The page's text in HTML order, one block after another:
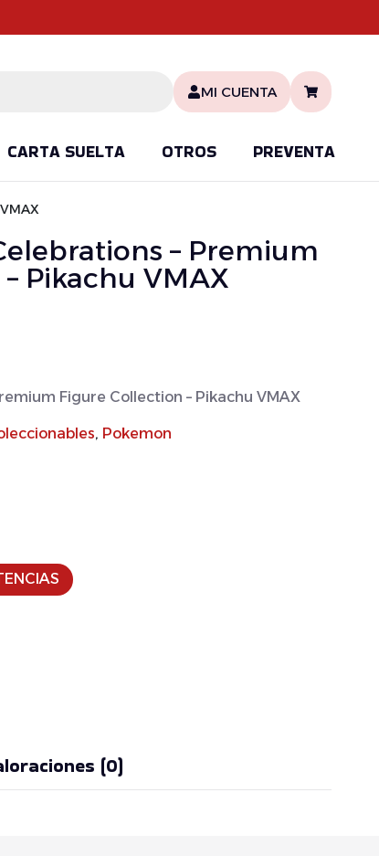
MI CUENTA
CARTA SUELTA OTROS PREVENTA
– Premium
Pikachu VMAX
Figure Collection – Pikachu VMAX
, Pokemon
(0)